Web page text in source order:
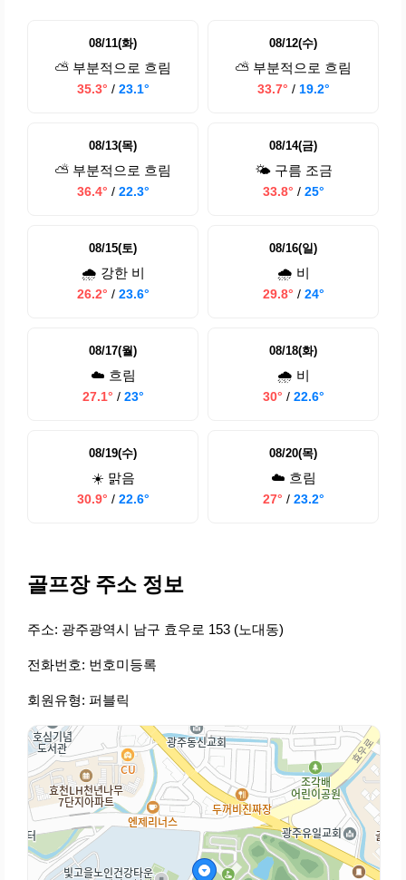
08/11(화)
⛅ 부분적으로 흐림
35.3° / 23.1°
08/12(수)
⛅ 부분적으로 흐림
33.7° / 19.2°
08/13(목)
⛅ 부분적으로 흐림
36.4° / 22.3°
08/14(금)
🌤️ 구름 조금
33.8° / 25°
08/15(토)
🌧️ 강한 비
26.2° / 23.6°
08/16(일)
🌧️ 비
29.8° / 24°
08/17(월)
☁️ 흐림
27.1° / 23°
08/18(화)
🌧️ 비
30° / 22.6°
08/19(수)
☀️ 맑음
30.9° / 22.6°
08/20(목)
☁️ 흐림
27° / 23.2°
골프장 주소 정보
주소: 광주광역시 남구 효우로 153 (노대동)
전화번호: 번호미등록
회원유형: 퍼블릭